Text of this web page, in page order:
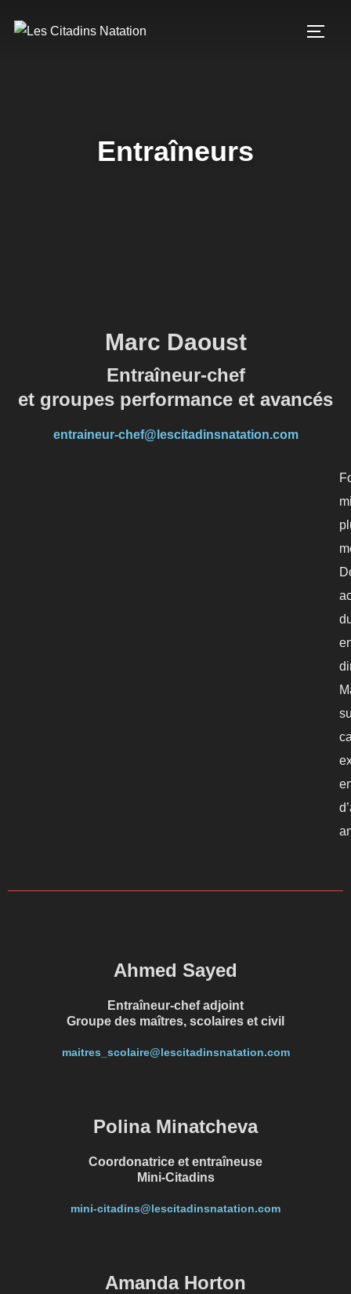
Entraîneurs
Marc Daoust
Entraîneur-chef
et groupes performance et avancés
entraineur-chef@lescitadinsnatation.com
Ahmed Sayed
Entraîneur-chef adjoint
Groupe des maîtres, scolaires et civil
maitres_scolaire@lescitadinsnatation.com
Polina Minatcheva
Coordonatrice et entraîneuse
Mini-Citadins
mini-citadins@lescitadinsnatation.com
Amanda Horton